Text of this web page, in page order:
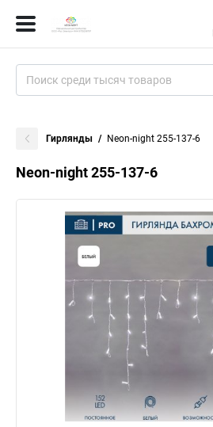
Гирлянды Neon-night 255-137-6
Neon-night 255-137-6